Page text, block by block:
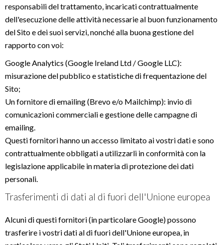
responsabili del trattamento, incaricati contrattualmente
dell'esecuzione delle attività necessarie al buon funzionamento
del Sito e dei suoi servizi, nonché alla buona gestione del
rapporto con voi:
Google Analytics (Google Ireland Ltd / Google LLC):
misurazione del pubblico e statistiche di frequentazione del
Sito;
Un fornitore di emailing (Brevo e/o Mailchimp): invio di
comunicazioni commerciali e gestione delle campagne di
emailing.
Questi fornitori hanno un accesso limitato ai vostri dati e sono
contrattualmente obbligati a utilizzarli in conformità con la
legislazione applicabile in materia di protezione dei dati
personali.
Trasferimenti di dati al di fuori dell'Unione europea
Alcuni di questi fornitori (in particolare Google) possono
trasferire i vostri dati al di fuori dell'Unione europea, in